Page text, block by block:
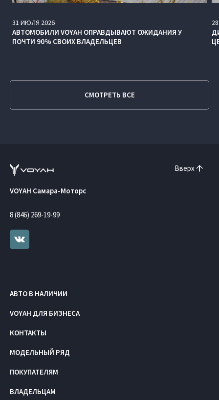
31 ИЮЛЯ 2026
АВТОМОБИЛИ VOYAH ОПРАВДЫВАЮТ ОЖИДАНИЯ У
ПОЧТИ 90% СВОИХ ВЛАДЕЛЬЦЕВ
28
СМОТРЕТЬ ВСЕ
Вверх
VOYAH Самара-Моторс
8 (846) 269-19-99
АВТО В НАЛИЧИИ
VOYAH ДЛЯ БИЗНЕСА
КОНТАКТЫ
МОДЕЛЬНЫЙ РЯД
ПОКУПАТЕЛЯМ
ВЛАДЕЛЬЦАМ